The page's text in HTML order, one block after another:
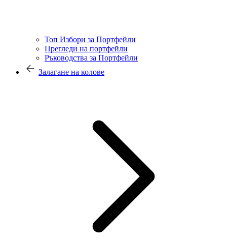
Топ Избори за Портфейли
Прегледи на портфейли
Ръководства за Портфейли
Залагане на колове